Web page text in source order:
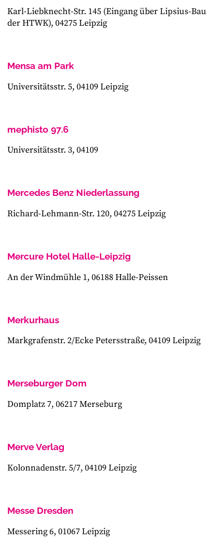
Karl-Liebknecht-Str. 145 (Eingang über Lipsius-Bau
der HTWK), 04275 Leipzig
Mensa am Park
Universitätsstr. 5, 04109 Leipzig
mephisto 97.6
Universitätsstr. 3, 04109
Mercedes Benz Niederlassung
Richard-Lehmann-Str. 120, 04275 Leipzig
Mercure Hotel Halle-Leipzig
An der Windmühle 1, 06188 Halle-Peissen
Merkurhaus
Markgrafenstr. 2/Ecke Petersstraße, 04109 Leipzig
Merseburger Dom
Domplatz 7, 06217 Merseburg
Merve Verlag
Kolonnadenstr. 5/7, 04109 Leipzig
Messe Dresden
Messering 6, 01067 Leipzig